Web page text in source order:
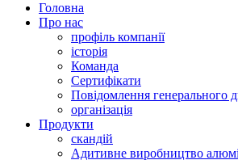
Головна
Про нас
профіль компанії
історія
Команда
Сертифікати
Повідомлення генерального
організація
Продукти
скандій
Адитивне виробництво